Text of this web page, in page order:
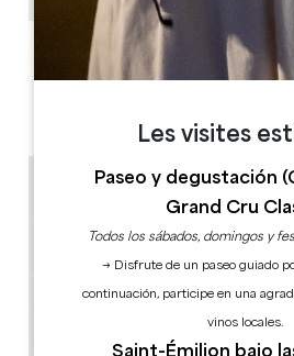
ETIQUETAS
Les visites
Paseo y degustación
Grand Cru
Todos los sábados, domingos y
→ Disfrute de un paseo guiado
continuación, participe en una
vinos locales.
Saint-Émilion bajo